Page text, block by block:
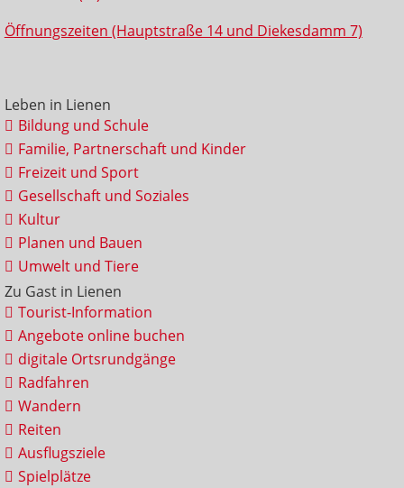
Öffnungszeiten (Hauptstraße 14 und Diekesdamm 7)
Leben in Lienen
Bildung und Schule
Familie, Partnerschaft und Kinder
Freizeit und Sport
Gesellschaft und Soziales
Kultur
Planen und Bauen
Umwelt und Tiere
Zu Gast in Lienen
Tourist-Information
Angebote online buchen
digitale Ortsrundgänge
Radfahren
Wandern
Reiten
Ausflugsziele
Spielplätze